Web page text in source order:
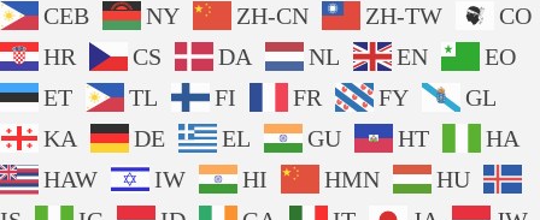
CEB
NY ZH-CN ZH-TW
CO
HR
CS DA NL EN
EO
ET
TL FI FR FY
GL
KA
DE EL GU HT
HA
HAW
IW HI HMN
HU